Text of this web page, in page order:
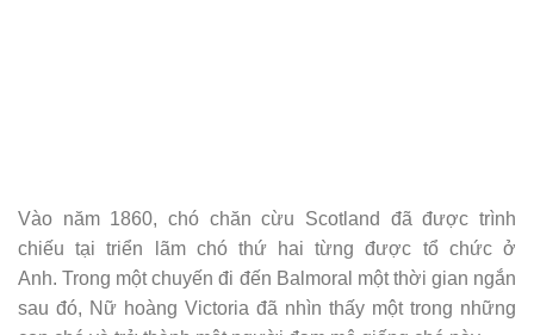
Vào năm 1860, chó chăn cừu Scotland đã được trình
chiếu tại triển lãm chó thứ hai từng được tổ chức ở
Anh. Trong một chuyến đi đến Balmoral một thời gian ngắn
sau đó, Nữ hoàng Victoria đã nhìn thấy một trong những